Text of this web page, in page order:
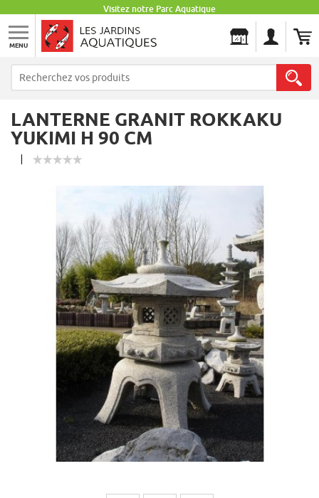
Visitez notre Parc Aquatique
MENU
LANTERNE GRANIT ROKKAKU
YUKIMI H 90 CM
Partager sur Facebook
Partager sur Twitter
Partager sur Pinterest